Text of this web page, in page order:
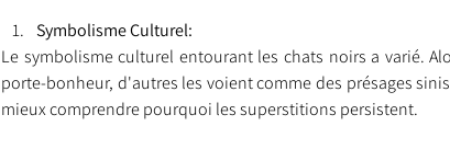
Symbolisme Culturel:
Le symbolisme culturel entourant les chats noirs a varié.
porte-bonheur, d'autres les voient comme des présages
mieux comprendre pourquoi les superstitions persistent.